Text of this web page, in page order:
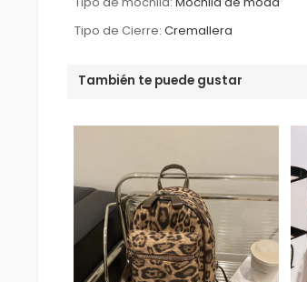
Tipo de Cierre: Cremallera
También te puede gustar